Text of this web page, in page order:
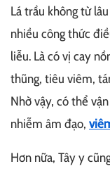
Lá trầu không từ
nhiều công thức
liễu. Là có vị cay
thũng, tiêu viêm,
Nhờ vậy, có thể
nhiễm âm đạo,
Hơn nữa, Tây y